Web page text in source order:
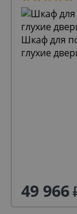
Шкаф для
49 966